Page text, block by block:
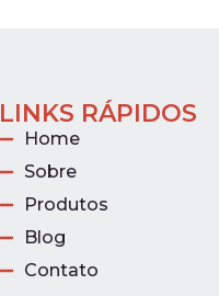
LINKS RÁPIDOS
Home
Sobre
Produtos
Blog
Contato